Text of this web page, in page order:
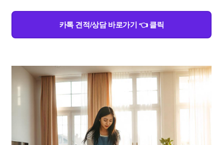
카톡 견적/상담 바로가기 👈 클릭